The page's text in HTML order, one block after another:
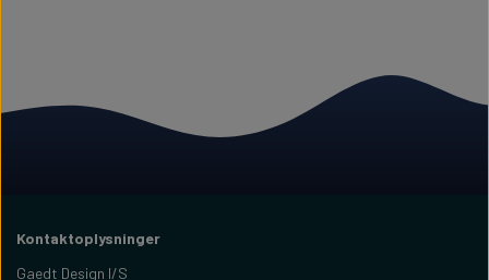
Kontaktoplysninger
Gaedt Design I/S